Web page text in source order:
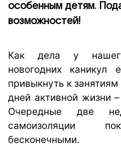
особенным детям.
возможностей!
Как дела у
новогодних каникул
привыкнуть к
дней активной жизни
Очередные две
самоизоляции
бесконечными.